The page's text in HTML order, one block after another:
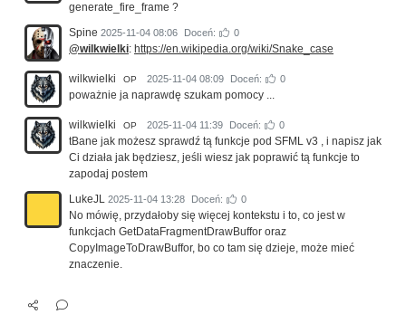
generate_fire_frame ?
Spine 2025-11-04 08:06 Doceń: 0
@wilkwielki: https://en.wikipedia.org/wiki/Snake_case
wilkwielki OP 2025-11-04 08:09 Doceń: 0
poważnie ja naprawdę szukam pomocy ...
wilkwielki OP 2025-11-04 11:39 Doceń: 0
tBane jak możesz sprawdź tą funkcje pod SFML v3 , i napisz jak
Ci działa jak będziesz, jeśli wiesz jak poprawić tą funkcje to
zapodaj postem
LukeJL 2025-11-04 13:28 Doceń: 0
No mówię, przydałoby się więcej kontekstu i to, co jest w
funkcjach GetDataFragmentDrawBuffor oraz
CopyImageToDrawBuffor, bo co tam się dzieje, może mieć
znaczenie.